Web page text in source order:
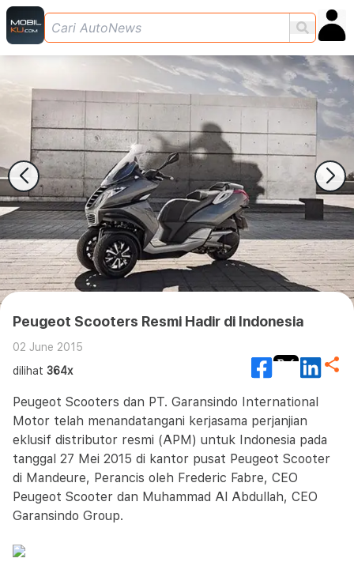
Peugeot Scooters Resmi Hadir di Indonesia
02 June 2015
dilihat 364x
Peugeot Scooters dan PT. Garansindo International
Motor telah menandatangani kerjasama perjanjian
eklusif distributor resmi (APM) untuk Indonesia pada
tanggal 27 Mei 2015 di kantor pusat Peugeot Scooter
di Mandeure, Perancis oleh Frederic Fabre, CEO
Peugeot Scooter dan Muhammad Al Abdullah, CEO
Garansindo Group.